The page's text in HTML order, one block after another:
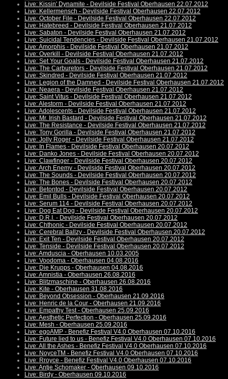
Live: Kissin' Dynamite - Devilside Festival Oberhausen 22.07.2012
Live: Kellermensch - Devilside Festival Oberhausen 22.07.2012
Live: October File - Devilside Festival Oberhausen 22.07.2012
Live: Hatebreed - Devilside Festival Oberhausen 21.07.2012
Live: Sabaton - Devilside Festival Oberhausen 21.07.2012
Live: Suicidal Tendencies - Devilside Festival Oberhausen 21.07.2012
Live: Amorphis - Devilside Festival Oberhausen 21.07.2012
Live: Overkill - Devilside Festival Oberhausen 21.07.2012
Live: Set Your Goals - Devilside Festival Oberhausen 21.07.2012
Live: The Carburetors - Devilside Festival Oberhausen 21.07.2012
Live: Skindred - Devilside Festival Oberhausen 21.07.2012
Live: Legion of the Damned - Devilside Festival Oberhausen 21.07.2012
Live: Neaera - Devilside Festival Oberhausen 21.07.2012
Live: Saint Vitus - Devilside Festival Oberhausen 21.07.2012
Live: Alestorm - Devilside Festival Oberhausen 21.07.2012
Live: Adolescents - Devilside Festival Oberhausen 21.07.2012
Live: Mr. Irish Bastard - Devilside Festival Oberhausen 21.07.2012
Live: The Resistance - Devilside Festival Oberhausen 21.07.2012
Live: Tony Gorilla - Devilside Festival Oberhausen 21.07.2012
Live: Jolly Roger - Devilside Festival Oberhausen 21.07.2012
Live: In Flames - Devilside Festival Oberhausen 20.07.2012
Live: Danko Jones - Devilside Festival Oberhausen 20.07.2012
Live: Clawfinger - Devilside Festival Oberhausen 20.07.2012
Live: Arch Enemy - Devilside Festival Oberhausen 20.07.2012
Live: The Sounds - Devilside Festival Oberhausen 20.07.2012
Live: The Bones - Devilside Festival Oberhausen 20.07.2012
Live: Betontod - Devilside Festival Oberhausen 20.07.2012
Live: Emil Bulls - Devilside Festival Oberhausen 20.07.2012
Live: Serum 114 - Devilside Festival Oberhausen 20.07.2012
Live: Dog Eat Dog - Devilside Festival Oberhausen 20.07.2012
Live: D.R.I. - Devilside Festival Oberhausen 20.07.2012
Live: Chthonic - Devilside Festival Oberhausen 20.07.2012
Live: Cerebral Ballzy - Devilside Festival Oberhausen 20.07.2012
Live: Exit Ten - Devilside Festival Oberhausen 20.07.2012
Live: Tenside - Devilside Festival Oberhausen 20.07.2012
Live: Amduscia - Oberhausen 10.03.2005
Live: Voodoma - Oberhausen 04.08.2016
Live: Die Krupps - Oberhausen 04.08.2016
Live: Amnistia - Oberhausen 26.08.2016
Live: Blitzmaschine - Oberhausen 26.08.2016
Live: Kite - Oberhausen 31.08.2016
Live: Beyond Obsession - Oberhausen 21.09.2016
Live: Henric de la Cour - Oberhausen 21.09.2016
Live: Empathy Test - Oberhausen 25.09.2016
Live: Aesthetic Perfection - Oberhausen 25.09.2016
Live: Mesh - Oberhausen 25.09.2016
Live: egoAMP - Benefiz Festival V4.0 Oberhausen 07.10.2016
Live: Future lied to us - Benefiz Festival V4.0 Oberhausen 07.10.2016
Live: All the Ashes - Benefiz Festival V4.0 Oberhausen 07.10.2016
Live: NoyceTM - Benefiz Festival V4.0 Oberhausen 07.10.2016
Live: Rroyce - Benefiz Festival V4.0 Oberhausen 07.10.2016
Live: Antje Schomaker - Oberhausen 09.10.2016
Live: Birdy - Oberhausen 09.10.2016